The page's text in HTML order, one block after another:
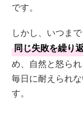
です。
しかし、いつま
同じ失敗を繰り
め、自然と怒ら
毎日に耐えられ
す。